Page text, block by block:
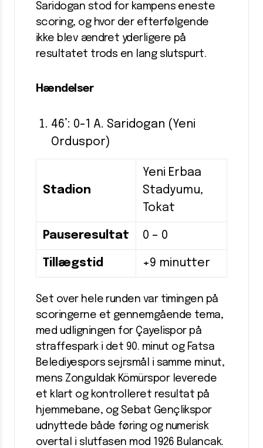
Saridogan stod for kampens eneste
scoring, og hvor der efterfølgende
ikke blev ændret yderligere på
resultatet trods en lang slutspurt.
Hændelser
46’: 0-1 A. Saridogan (Yeni
Orduspor)
Stadion
Yeni Erbaa
Stadyumu,
Tokat
Pauseresultat 0 – 0
Tillægstid +9 minutter
Set over hele runden var timingen på
scoringerne et gennemgående tema,
med udligningen for Çayelispor på
straffespark i det 90. minut og Fatsa
Belediyespors sejrsmål i samme minut,
mens Zonguldak Kömürspor leverede
et klart og kontrolleret resultat på
hjemmebane, og Sebat Gençlikspor
udnyttede både føring og numerisk
overtal i slutfasen mod 1926 Bulancak.